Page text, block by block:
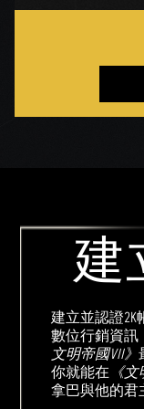
建
建立並認證2K
數位行銷資訊
文明帝國VII》
你就能在 《
拿巴與他的君